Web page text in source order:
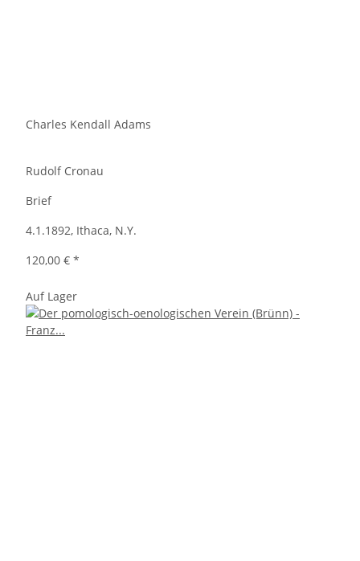
Charles Kendall Adams
Rudolf Cronau
Brief
4.1.1892, Ithaca, N.Y.
120,00 € *
Auf Lager